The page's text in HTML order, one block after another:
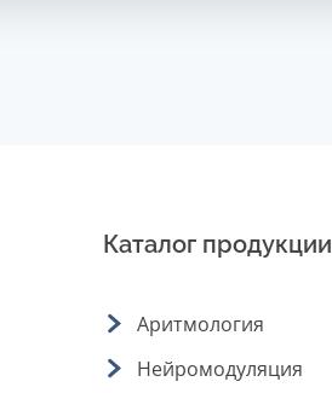
Каталог продукции
Аритмология
Нейромодуляция